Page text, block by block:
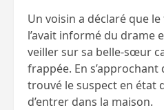
Un voisin a déclaré que
l’avait informé du drame
veiller sur sa belle-sœur
frappée. En
trouvé le suspect en état
d’entrer dans la maison.